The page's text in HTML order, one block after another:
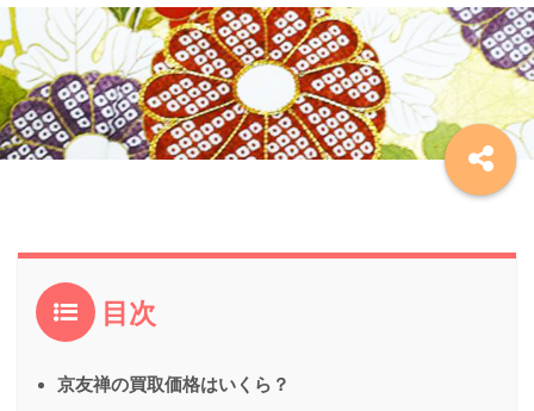
目次
京友禅の買取価格はいくら？